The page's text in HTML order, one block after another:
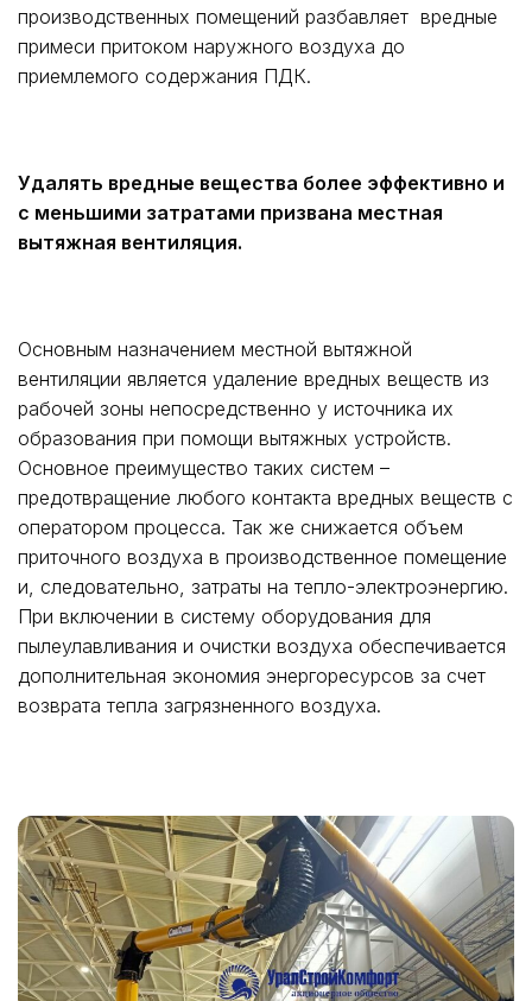
производственных помещений разбавляет вредные
примеси притоком наружного воздуха до
приемлемого содержания ПДК.
Удалять вредные вещества более эффективно и
с меньшими затратами призвана местная
вытяжная вентиляция.
Основным назначением местной вытяжной
вентиляции является удаление вредных веществ из
рабочей зоны непосредственно у источника их
образования при помощи вытяжных устройств.
Основное преимущество таких систем –
предотвращение любого контакта вредных веществ с
оператором процесса. Так же снижается объем
приточного воздуха в производственное помещение
и, следовательно, затраты на тепло-электроэнергию.
При включении в систему оборудования для
пылеулавливания и очистки воздуха обеспечивается
дополнительная экономия энергоресурсов за счет
возврата тепла загрязненного воздуха.